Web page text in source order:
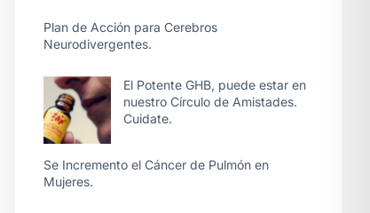
Plan de Acción para Cerebros
Neurodivergentes.
El Potente GHB, puede estar en
nuestro Círculo de Amistades.
Cuidate.
Se Incremento el Cáncer de Pulmón en
Mujeres.